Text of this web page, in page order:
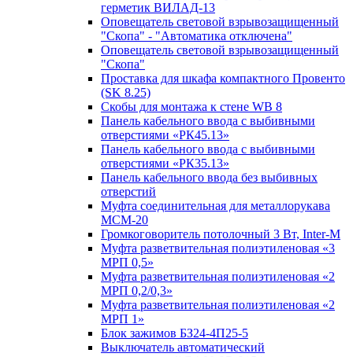
герметик ВИЛАД-13
Оповещатель световой взрывозащищенный
"Скопа" - "Автоматика отключена"
Оповещатель световой взрывозащищенный
"Скопа"
Проставка для шкафа компактного Провенто
(SK 8.25)
Скобы для монтажа к стене WB 8
Панель кабельного ввода с выбивными
отверстиями «РК45.13»
Панель кабельного ввода с выбивными
отверстиями «РК35.13»
Панель кабельного ввода без выбивных
отверстий
Муфта соединительная для металлорукава
МСМ-20
Громкоговоритель потолочный 3 Вт, Inter-M
Муфта разветвительная полиэтиленовая «3
МРП 0,5»
Муфта разветвительная полиэтиленовая «2
МРП 0,2/0,3»
Муфта разветвительная полиэтиленовая «2
МРП 1»
Блок зажимов БЗ24-4П25-5
Выключатель автоматический